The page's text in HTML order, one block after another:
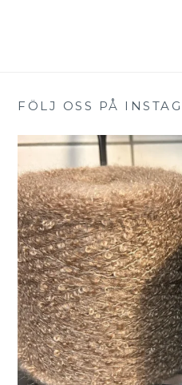
FÖLJ OSS PÅ